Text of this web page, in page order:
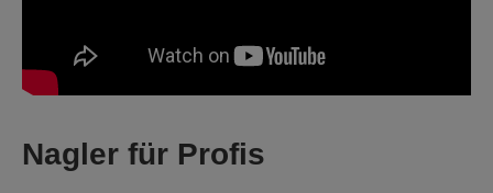
Nagler für Profis